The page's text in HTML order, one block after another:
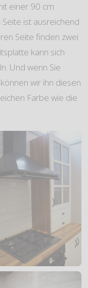
einer 90 cm
ist ausreichend
Seite finden zwei
kann sich
Und wenn Sie
wir ihn diesen
Farbe wie die